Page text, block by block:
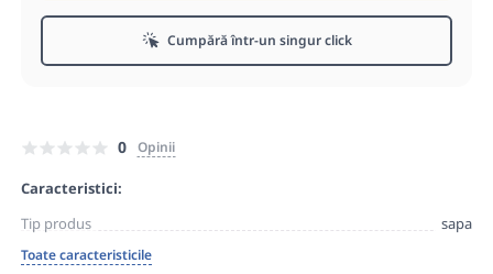
0 Opinii
Caracteristici:
Tip produs
sapa
Toate caracteristicile
Cumpără într-un singur click